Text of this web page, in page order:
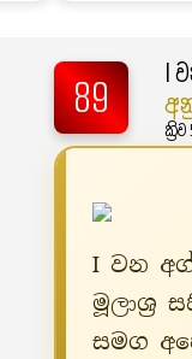
89
I
ක්‍රිව
I වන
මූලාශ්‍ර
සමග